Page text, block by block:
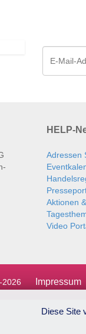
HELP-
Adressen
Aktionen
Video
Impressum
Diese Site